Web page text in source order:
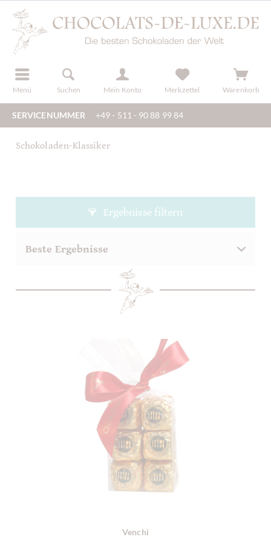
Menü Suchen Mein Konto
registrieren Merkzettel Warenkorb
SERVICENUMMER +49 - 511 - 90 88 99 84
Schokoladen-Klassiker
Ergebnisse filtern
Venchi